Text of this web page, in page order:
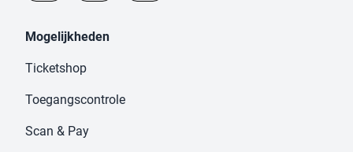
Mogelijkheden
Ticketshop
Toegangscontrole
Scan & Pay